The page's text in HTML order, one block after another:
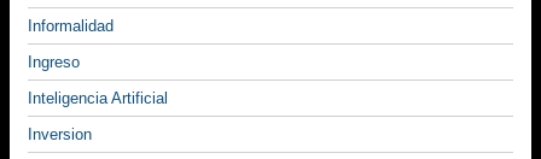
Informalidad
Ingreso
Inteligencia Artificial
Inversion